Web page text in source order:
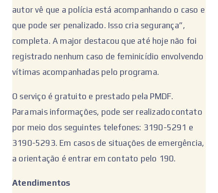
autor vê que a polícia está acompanhando o caso e
que pode ser penalizado. Isso cria segurança”,
completa. A major destacou que até hoje não foi
registrado nenhum caso de feminicídio envolvendo
vítimas acompanhadas pelo programa.
O serviço é gratuito e prestado pela PMDF.
Para mais informações, pode ser realizado contato
por meio dos seguintes telefones: 3190-5291 e
3190-5293. Em casos de situações de emergência,
a orientação é entrar em contato pelo 190.
Atendimentos